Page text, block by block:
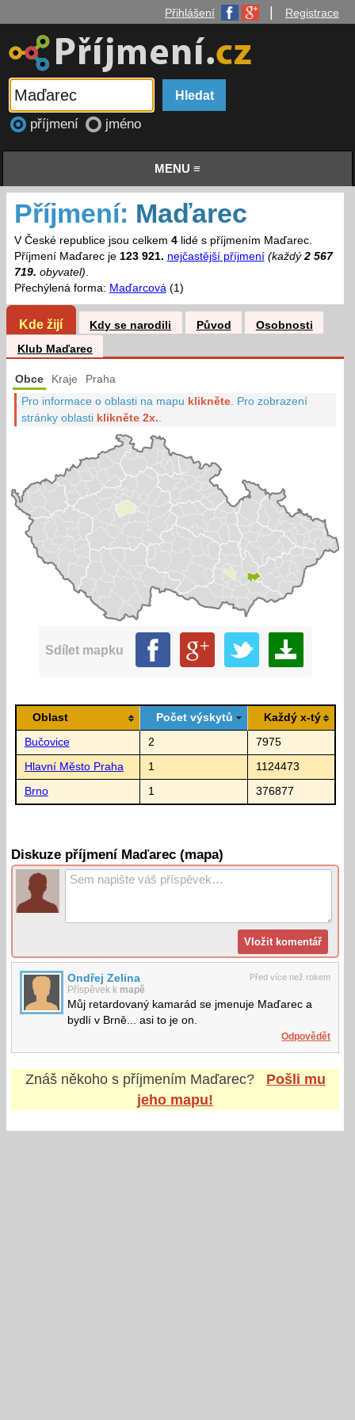
Přihlášení Registrace
příjmení jméno
MENU ≡
Příjmení: Maďarec
V České republice jsou celkem 4lidé s příjmením Maďarec.
Příjmení Maďarec je 123 921. nejčastější příjmení (každý2 567
719. obyvatel).
Přechýlená forma: Maďarcová(1)
Kde žijí Kdy se narodili Původ
Osobnosti
Klub Maďarec
Obce Kraje Praha
Pro informace o oblasti na mapu klikněte Pro zobrazení
stránky oblasti klikněte 2x.
Sdílet mapku
Oblast Počet výskytů Každý x-tý
Bučovice 2 7975
Hlavní Město Praha 1 1124473
Brno 1 376877
Diskuze příjmení Maďarec (mapa)
Před více než rokem
Ondřej Zelina
Příspěvek k mapě
Můj retardovaný kamarád se jmenuje Maďarec a
bydlí v Brně... asi to je on.
Odpovědět
Znáš někoho s příjmením Maďarec?
Pošli mu
jeho mapu!